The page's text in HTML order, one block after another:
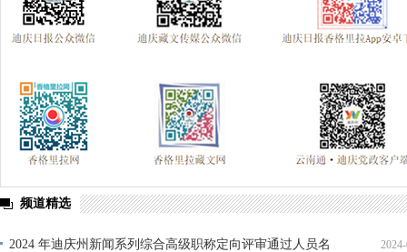
频道精选
2024 年迪庆州新闻系列综合高级职称定向评审通过人员名